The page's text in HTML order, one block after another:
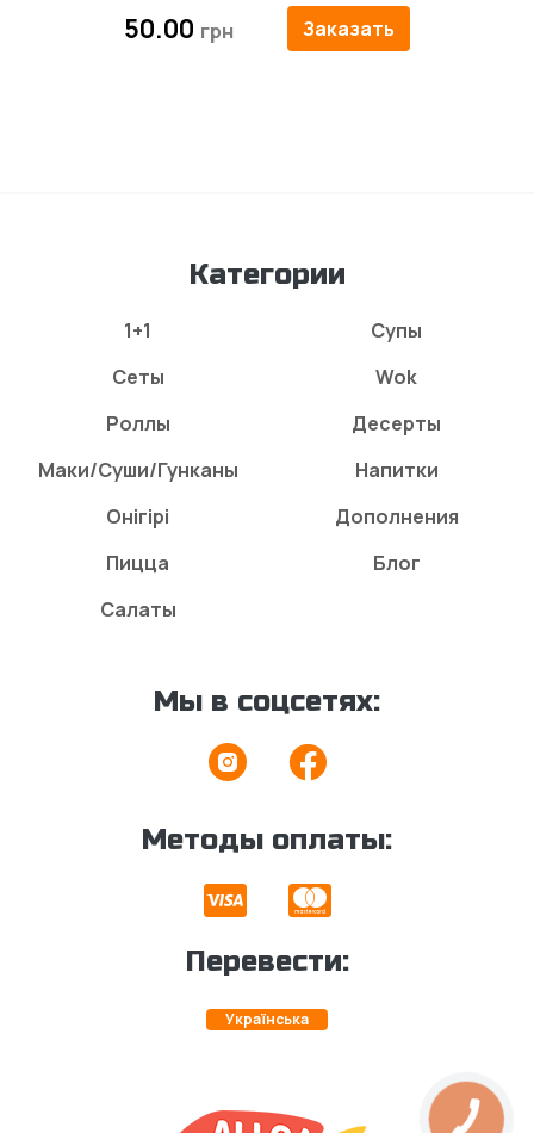
50.00 Заказать
Категории
1+1
Сеты
Роллы
Маки/Суши/Гунканы
Онігірі
Пицца
Салаты
Супы
Wok
Десерты
Напитки
Дополнения
Блог
Мы в соцсетях:
Методы оплаты:
Перевести:
Українська
КНОПКА
ЗВ'ЯЗКУ